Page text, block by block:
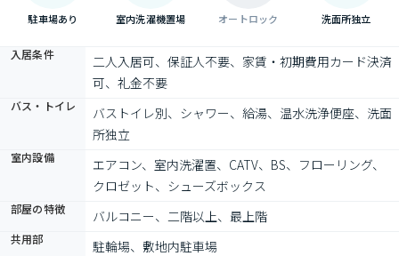
駐車場あり 室内洗濯機置場 オートロック 洗面所独立
入居条件
二人入居可、保証人不要、家賃・初期費用カード決済
可、礼金不要
バス・トイレ
バストイレ別、シャワー、給湯、温水洗浄便座、洗面
所独立
室内設備
エアコン、室内洗濯置、CATV、BS、フローリング、
クロゼット、シューズボックス
部屋の特徴 バルコニー、二階以上、最上階
共用部 駐輪場、敷地内駐車場